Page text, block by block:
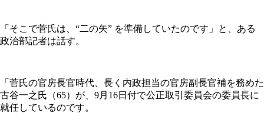
「そこで菅氏は、“二の矢” を準備していたのです」と、ある
政治部記者は話す。
「菅氏の官房長官時代、長く内政担当の官房副長官補を務めた
古谷一之氏（65）が、9月16日付で公正取引委員会の委員長に
就任しているのです。